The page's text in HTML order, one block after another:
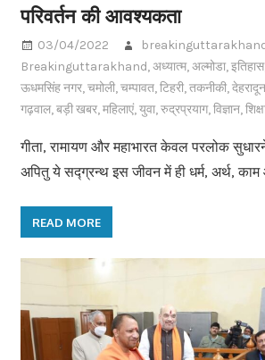
परिवर्तन की आवश्यकता
03/04/2022
Breakinguttarakhand,अध्यात्म,अल्मोडा,इतिहास
ऊधमसिंह नगर,चमोली,चम्पावत,टिहरी,तकनीकी,देहरादून
गढ़वाल,बड़ी खबर,महिलाएं,युवा,रुद्रप्रयाग,विज्ञान,
गीता, रामायण और महाभारत केवल परलोक
अपितु ये सद्ग्रन्थ इस जीवन में ही धर्म, अर्थ, काम
READ MORE